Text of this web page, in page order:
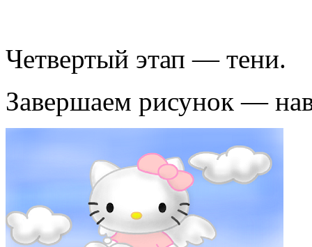
Четвертый этап — тени.
Завершаем рисунок —